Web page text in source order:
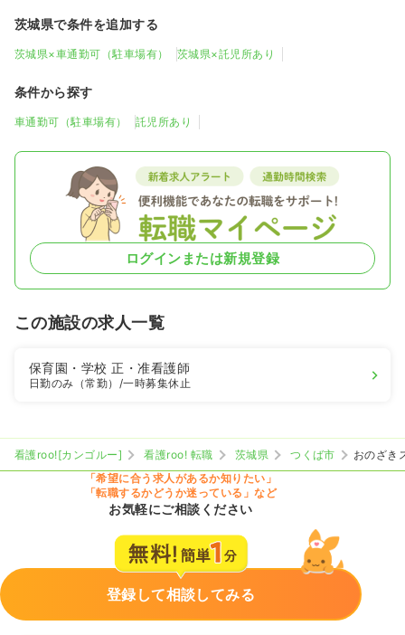
茨城県で条件を追加する
茨城県×車通勤可（駐車場有） 茨城県×託児所あり
条件から探す
車通勤可（駐車場有） 託児所あり
ログインまたは新規登録
この施設の求人一覧
保育園・学校正・准看護師
日勤のみ（常勤） /一時募集休止
看護roo![カンゴルー] 看護roo! 転職 茨城県 つくば市
おのざき
「希望に合う求人があるか知りたい」
「転職するかどうか迷っている」など
お気軽にご相談ください
登録して相談してみる